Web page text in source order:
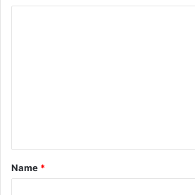
*
Name *